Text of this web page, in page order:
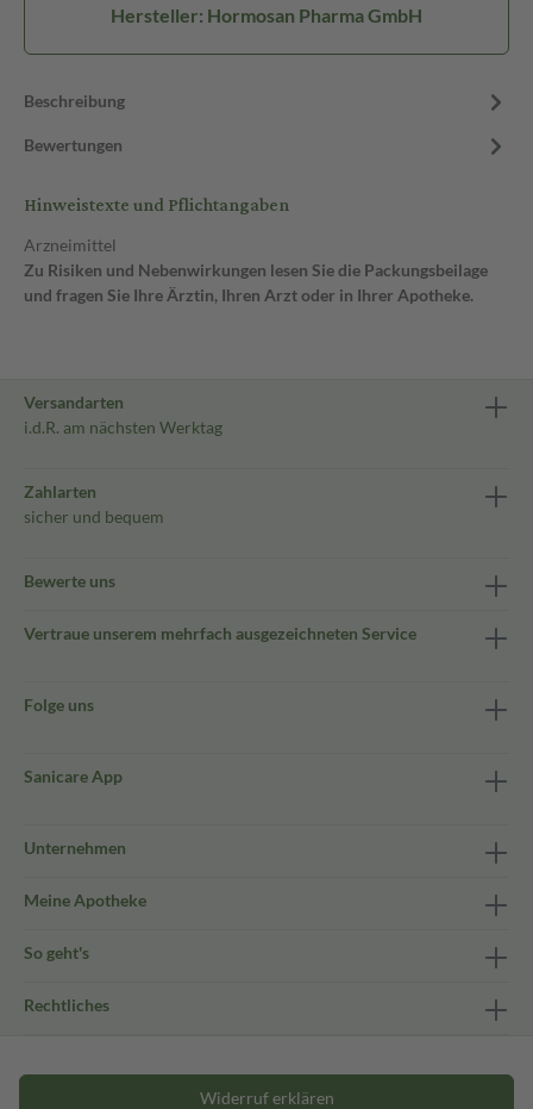
Hersteller: Hormosan Pharma GmbH
Beschreibung
Bewertungen
Hinweistexte und Pflichtangaben
Arzneimittel
Zu Risiken und Nebenwirkungen lesen Sie die Packungsbeilage
und fragen Sie Ihre Ärztin, Ihren Arzt oder in Ihrer Apotheke.
Versandarten
i.d.R. am nächsten Werktag
Zahlarten
sicher und bequem
Bewerte uns
Vertraue unserem mehrfach ausgezeichneten Service
Folge uns
Sanicare App
Unternehmen
Meine Apotheke
So geht's
Rechtliches
Widerruf erklären